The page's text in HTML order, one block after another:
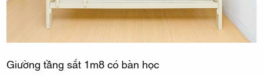
Giường tầng sắt 1m8 có bàn học